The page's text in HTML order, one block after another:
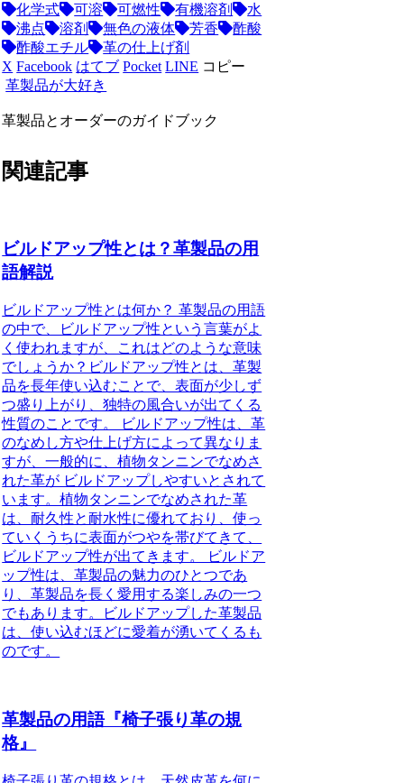
化学式
可溶 可燃性 有機溶剤
水
沸点
溶剤 無色の液体 芳香
酢酸
酢酸エチル
革の仕上げ剤
X Facebook はてブ Pocket LINE コピー
革製品が大好き
革製品とオーダーのガイドブック
関連記事
ビルドアップ性とは？革製品の用
語解説
ビルドアップ性とは何か？ 革製品の用語
の中で、ビルドアップ性という言葉がよ
く使われますが、これはどのような意味
でしょうか？ビルドアップ性とは、革製
品を長年使い込むことで、表面が少しず
つ盛り上がり、独特の風合いが出てくる
性質のことです。 ビルドアップ性は、革
のなめし方や仕上げ方によって異なりま
すが、一般的に、植物タンニンでなめさ
れた革が ビルドアップしやすいとされて
います。植物タンニンでなめされた革
は、耐久性と耐水性に優れており、使っ
ていくうちに表面がつやを帯びてきて、
ビルドアップ性が出てきます。 ビルドア
ップ性は、革製品の魅力のひとつであ
り、革製品を長く愛用する楽しみの一つ
でもあります。ビルドアップした革製品
は、使い込むほどに愛着が湧いてくるも
のです。
革製品の用語『椅子張り革の規
格』